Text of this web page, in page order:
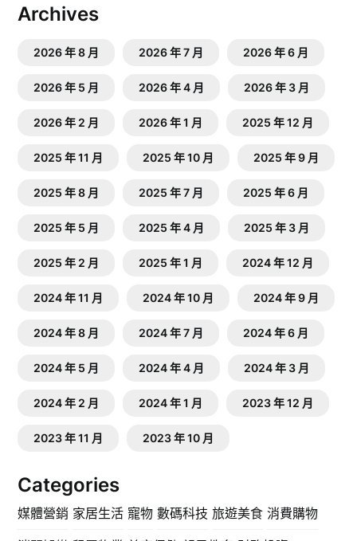
Archives
2026 年 8 月 2026 年 7 月 2026 年 6 月
2026 年 5 月 2026 年 4 月 2026 年 3 月
2026 年 2 月 2026 年 1 月 2025 年 12 月
2025 年 11 月 2025 年 10 月 2025 年 9 月
2025 年 8 月 2025 年 7 月 2025 年 6 月
2025 年 5 月 2025 年 4 月 2025 年 3 月
2025 年 2 月 2025 年 1 月 2024 年 12 月
2024 年 11 月 2024 年 10 月 2024 年 9 月
2024 年 8 月 2024 年 7 月 2024 年 6 月
2024 年 5 月 2024 年 4 月 2024 年 3 月
2024 年 2 月 2024 年 1 月 2023 年 12 月
2023 年 11 月 2023 年 10 月
Categories
媒體營銷 家居生活 寵物 數碼科技 旅遊美食 消費購物